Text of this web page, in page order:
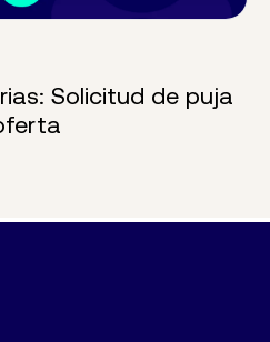
Solicitud de puja